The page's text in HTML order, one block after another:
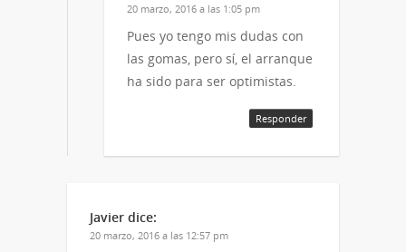
20 marzo, 2016 a las 1:05 pm
Pues yo tengo mis dudas con
las gomas, pero sí, el arranque
ha sido para ser optimistas.
Responder
Javier dice:
20 marzo, 2016 a las 12:57 pm